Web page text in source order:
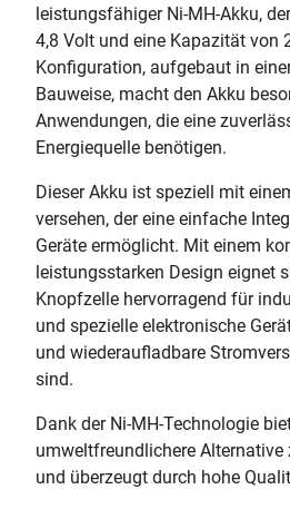
leistungsfähiger Ni-MH-Akku,
4,8 Volt und eine Kapazität von
Konfiguration, aufgebaut in
Bauweise, macht den Akku
Anwendungen, die eine
Energiequelle benötigen.
Dieser Akku ist speziell mit
versehen, der eine einfache
Geräte ermöglicht. Mit einem
leistungsstarken Design eignet
Knopfzelle hervorragend für
und spezielle elektronische
und wiederaufladbare
sind.
Dank der Ni-MH-Technologie
umweltfreundlichere Alternative
und überzeugt durch hohe